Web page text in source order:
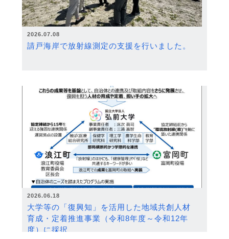
2026.07.08
請戸海岸で放射線測定の支援を行いました。
2026.06.18
大学等の「復興知」を活用した地域共創人材
育成・定着推進事業（令和8年度～令和12年
度）に採択